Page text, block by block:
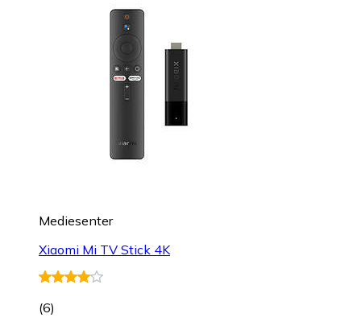
Mediesenter
Xiaomi Mi TV Stick 4K
(6)